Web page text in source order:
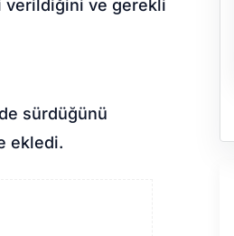
verildiğini ve gerekli
sürdüğünü
ekledi.